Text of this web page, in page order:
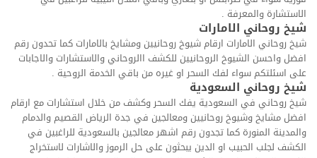
الاستشارة والمعرفة .
شيخ روحاني الامارات
شيخ روحاني الامارات ارقام شيوخ روحانيين ومشايخ بالامارات كما تحدون رقم
افضل واحسن الشيوخ الروحانيين للكشف االروحاني والاستشارات والاجابات
على اسئلتكم سواء لفك السحر او غيره من باقي الخدمة الروحية .
شيخ روحاني السعودية
شيخ روحاني في السعودية يفك السحر وكشف من خلال استشارات مع ارقام
افضل مشايخ وشيوخ روحانيين ومعالجين في جدة الرياض القصيم والدمام
والمدينة المنورة كما تجدون رقم اشهر معالجين بالسعودية للراغبين في
الكشف لجلب الحبيب او الدين يبحثون على حل الرموز والاشارات لاستخراج